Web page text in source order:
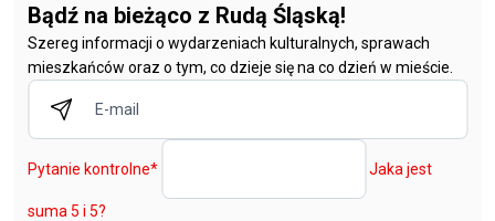
Bądź na bieżąco z Rudą Śląską!
Szereg informacji o wydarzeniach kulturalnych, sprawach
mieszkańców oraz o tym, co dzieje się na co dzień w mieście.
Pytanie kontrolne* Jaka jest
suma 5 i 5?